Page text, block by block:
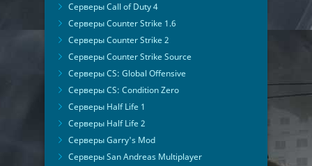
Серверы Call of Duty 4
Серверы Counter Strike 1.6
Серверы Counter Strike 2
Серверы Counter Strike Source
Серверы CS: Global Offensive
Серверы CS: Condition Zero
Серверы Half Life 1
Серверы Half Life 2
Серверы Garry's Mod
Серверы San Andreas Multiplayer